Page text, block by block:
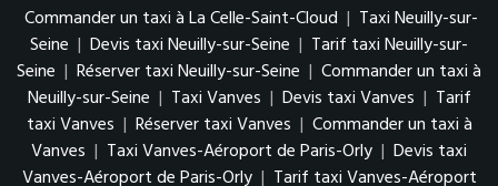
Commander un taxi à La Celle-Saint-Cloud | Taxi Neuilly-sur-
Seine | Devis taxi Neuilly-sur-Seine | Tarif taxi Neuilly-sur-
Seine | Réserver taxi Neuilly-sur-Seine | Commander un taxi à
Neuilly-sur-Seine | Taxi Vanves | Devis taxi Vanves | Tarif
taxi Vanves | Réserver taxi Vanves | Commander un taxi à
Vanves | Taxi Vanves-Aéroport de Paris-Orly | Devis taxi
Vanves-Aéroport de Paris-Orly | Tarif taxi Vanves-Aéroport